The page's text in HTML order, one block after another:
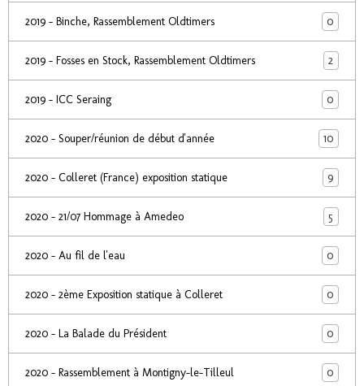
2019 - Binche, Rassemblement Oldtimers 0
2019 - Fosses en Stock, Rassemblement Oldtimers 2
2019 - ICC Seraing 0
2020 - Souper/réunion de début d'année 10
2020 - Colleret (France) exposition statique 9
2020 - 21/07 Hommage à Amedeo 5
2020 - Au fil de l'eau 0
2020 - 2ème Exposition statique à Colleret 0
2020 - La Balade du Président 0
2020 - Rassemblement à Montigny-le-Tilleul 0